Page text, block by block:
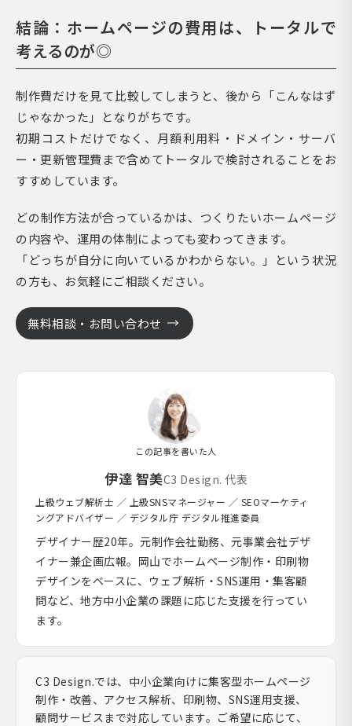
結論：ホームページの費用は、トータルで
考えるのが◎
制作費だけを見て比較してしまうと、後から「こんなはず
じゃなかった」となりがちです。
初期コストだけでなく、月額利用料・ドメイン・サーバ
ー・更新管理費まで含めてトータルで検討されることをお
すすめしています。
どの制作方法が合っているかは、つくりたいホームページ
の内容や、運用の体制によっても変わってきます。
「どっちが自分に向いているかわからない。」という状況
の方も、お気軽にご相談ください。
無料相談・お問い合わせ
この記事を書いた人
伊達 智美C3 Design. 代表
上級ウェブ解析士 ／ 上級SNSマネージャー ／ SEOマーケティ
ングアドバイザー ／ デジタル庁 デジタル推進委員
デザイナー歴20年。元制作会社勤務、元事業会社デザ
イナー兼企画広報。岡山でホームページ制作・印刷物
デザインをベースに、ウェブ解析・SNS運用・集客顧
問など、地方中小企業の課題に応じた支援を行ってい
ます。
C3 Design.では、中小企業向けに集客型ホームページ
制作・改善、アクセス解析、印刷物、SNS運用支援、
顧問サービスまで対応しています。ご希望に応じて、